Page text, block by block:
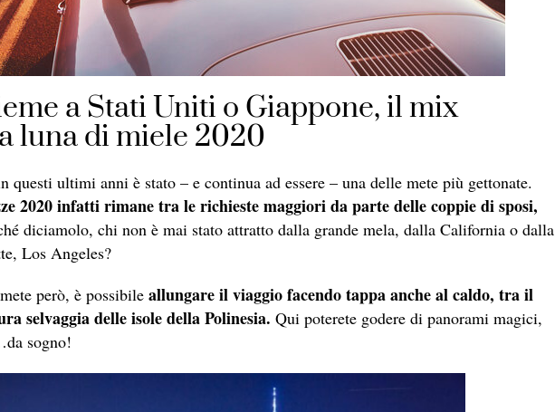
a Stati Uniti o Giappone, il mix
luna di miele 2020
questi ultimi anni è stato – e continua ad essere – una delle mete più gettonate.
2020 infatti rimane tra le richieste maggiori da parte delle coppie di sposi,
diciamolo, chi non è mai stato attratto dalla grande mela, dalla California o dalla
Los Angeles?
però, è possibile allungare il viaggio facendo tappa anche al caldo, tra il
selvaggia delle isole della Polinesia. Qui poterete godere di panorami magici,
sogno!